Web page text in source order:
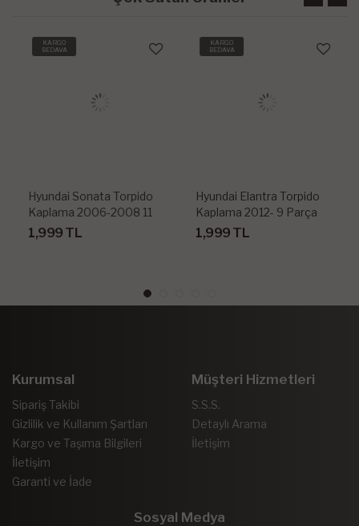
KARGO
BEDAVA
Hyundai Sonata Torpido
Kaplama 2006-2008 11
Parça
1,999 TL
KARGO
BEDAVA
Hyundai Elantra Torpido
Kaplama 2012- 9 Parça
1,999 TL
Kurumsal
Sipariş Takibi
Gizlilik ve Kullanım Şartları
Kargo ve Taşıma Bilgileri
İletişim
Garanti ve İade
Müşteri Hizmetleri
S.S.S.
Detaylı Arama
İletişim
Sosyal Medya